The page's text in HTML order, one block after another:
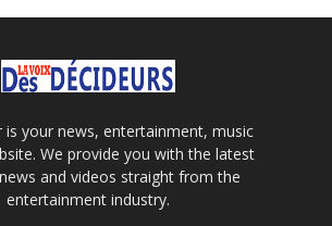
is your news, entertainment, music
We provide you with the latest
and videos straight from the
entertainment industry.